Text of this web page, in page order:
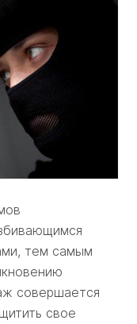
тем самым
совершается
свое